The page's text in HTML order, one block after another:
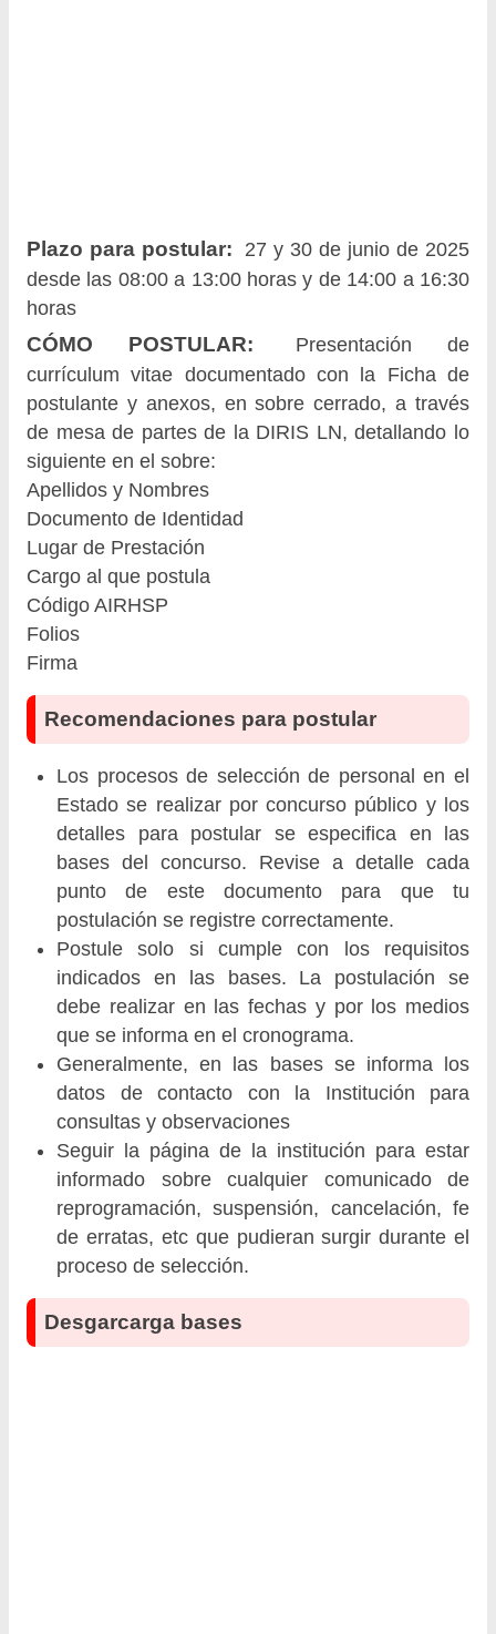
Plazo para postular:
27 y 30 de junio de 2025
desde las 08:00 a 13:00 horas y de 14:00 a 16:30
horas
CÓMO POSTULAR:
Presentación de
currículum vitae documentado con la Ficha de
postulante y anexos, en sobre cerrado, a través
de mesa de partes de la DIRIS LN, detallando lo
siguiente en el sobre:
Apellidos y Nombres
Documento de Identidad
Lugar de Prestación
Cargo al que postula
Código AIRHSP
Folios
Firma
Recomendaciones para postular
Los procesos de selección de personal en el
Estado se realizar por concurso público y los
detalles para postular se especifica en las
bases del concurso. Revise a detalle cada
punto de este documento para que tu
postulación se registre correctamente.
Postule solo si cumple con los requisitos
indicados en las bases. La postulación se
debe realizar en las fechas y por los medios
que se informa en el cronograma.
Generalmente, en las bases se informa los
datos de contacto con la Institución para
consultas y observaciones
Seguir la página de la institución para estar
informado sobre cualquier comunicado de
reprogramación, suspensión, cancelación, fe
de erratas, etc que pudieran surgir durante el
proceso de selección.
Desgarcarga bases